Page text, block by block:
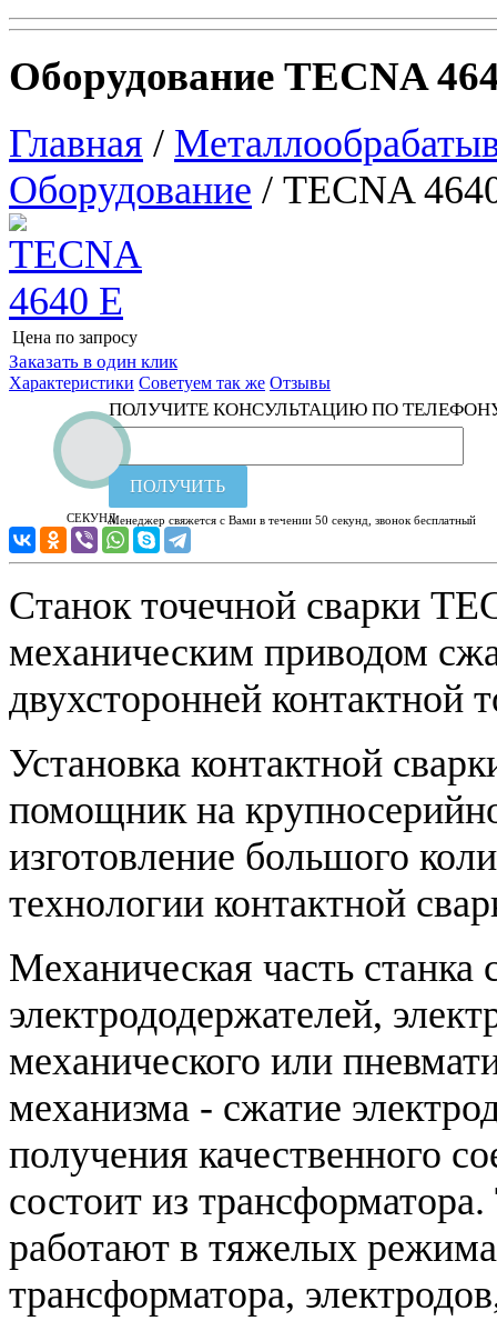
Оборудование TECNA
Главная /
Оборудование / TECNA
Цена по запросу
Заказать в один клик
Характеристики Советуем так же Отзывы
СЕКУНД
ПОЛУЧИТЕ КОНСУЛЬТАЦИЮ ПО
ПОЛУЧИТЬ
Менеджер свяжется с Вами в течении 50 секунд, звонок бесплатный
Станок точечной сварки
механическим приводом
двухсторонней контактной
Установка контактной
помощник на
изготовление большого
технологии контактной
Механическая часть станка
электрододержателей,
механического или
механизма - сжатие
получения качественного
состоит из
работают в тяжелых
трансформатора,